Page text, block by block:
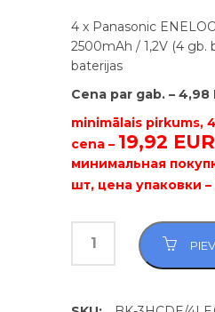
4 x Panasonic
2500mAh / 1,2V (4 gb.
baterijas
Cena par gab. – 4,98
minimālais pirkums,
cena – 19,92 EUR
минимальная
шт, цена упаковки –